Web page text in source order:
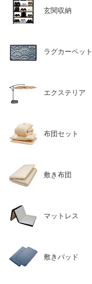
玄関収納
ラグカーペット
エクステリア
布団セット
敷き布団
マットレス
敷きパッド